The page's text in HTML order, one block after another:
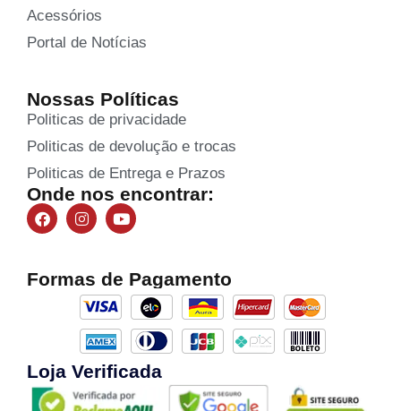
Acessórios
Portal de Notícias
Nossas Políticas
Politicas de privacidade
Politicas de devolução e trocas
Politicas de Entrega e Prazos
Onde nos encontrar:
Formas de Pagamento
Loja Verificada